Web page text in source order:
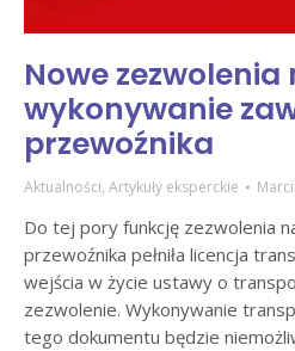
Nowe zezwolenia
wykonywanie
przewoźnika
Aktualności, Artykuły eksperckie
Do tej pory funkcję zezwolenia
przewoźnika pełniła licencja
wejścia w życie ustawy o
zezwolenie. Wykonywanie
tego dokumentu będzie